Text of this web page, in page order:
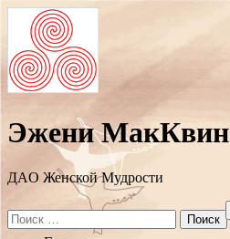
Эжени МакКвин
ДAO Женской Мудрости
Search
for: